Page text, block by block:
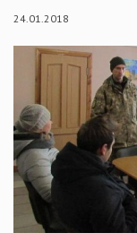
24.01.2018